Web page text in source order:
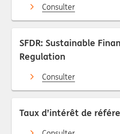
Consulter
SFDR: Sustainable
Regulation
Consulter
Taux d’intérêt de